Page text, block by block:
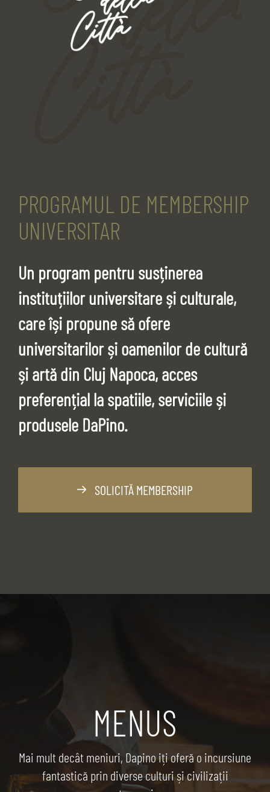
PROGRAMUL DE MEMBERSHIP
UNIVERSITAR
Un program pentru susținerea
instituțiilor universitare și culturale,
care își propune să ofere
universitarilor și oamenilor de cultură
și artă din Cluj Napoca, acces
preferențial la spatiile, serviciile și
produsele DaPino.
SOLICITĂ MEMBERSHIP
MENUS
Mai mult decât meniuri, Dapino iți oferă o incursiune
fantastică prin diverse culturi și civilizații